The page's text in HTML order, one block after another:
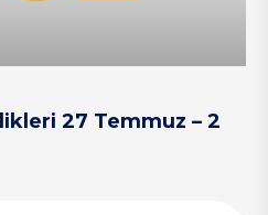
27 Temmuz – 2